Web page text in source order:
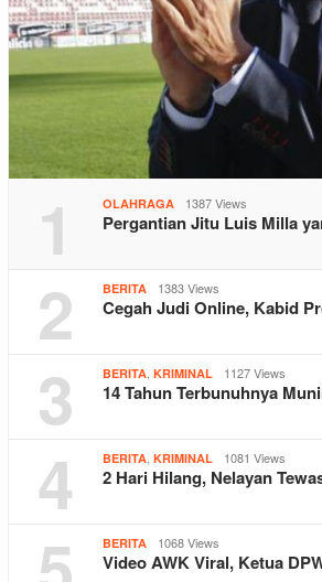
1 OLAHRAGA 1387 Views
Pergantian Jitu Luis Milla
2 BERITA 1383 Views
Cegah Judi Online, Kabid
3 BERITA, KRIMINAL 1127 Views
14 Tahun Terbunuhnya
4 BERITA, KRIMINAL 1081 Views
2 Hari Hilang, Nelayan
BERITA 1068 Views
Video AWK Viral, Ketua